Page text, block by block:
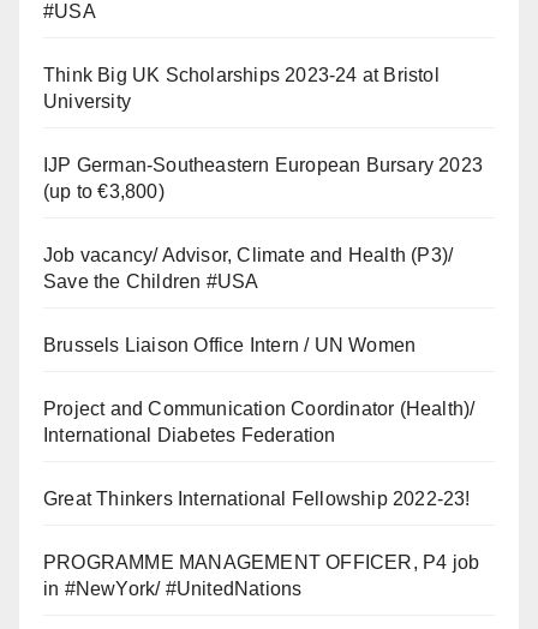
#USA
Think Big UK Scholarships 2023-24 at Bristol
University
IJP German-Southeastern European Bursary 2023
(up to €3,800)
Job vacancy/ Advisor, Climate and Health (P3)/
Save the Children #USA
Brussels Liaison Office Intern / UN Women
Project and Communication Coordinator (Health)/
International Diabetes Federation
Great Thinkers International Fellowship 2022-23!
PROGRAMME MANAGEMENT OFFICER, P4 job
in #NewYork/ #UnitedNations